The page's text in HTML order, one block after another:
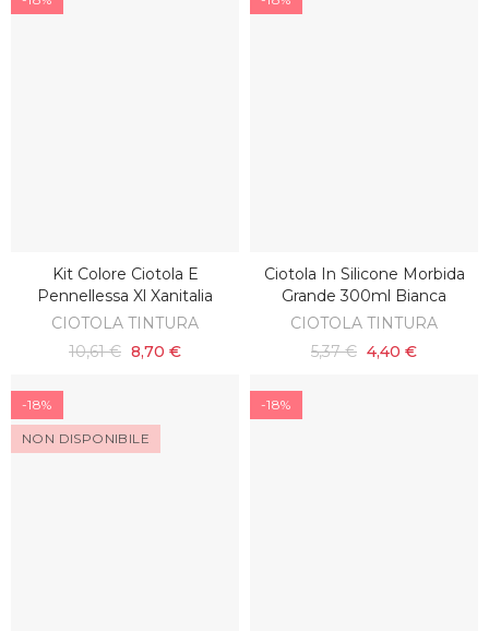
AGGIUNGI AL CARRELLO
Kit Colore Ciotola E
Pennellessa Xl Xanitalia
CIOTOLA TINTURA
10,61 € 8,70 €
AGGIUNGI AL CARRELLO
Ciotola In Silicone Morbida
Grande 300ml Bianca
CIOTOLA TINTURA
5,37 € 4,40 €
-18%
NON DISPONIBILE
-18%